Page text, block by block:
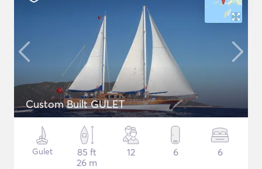
Custom Built GULET
Gulet
85 ft
26 m
12 6 6